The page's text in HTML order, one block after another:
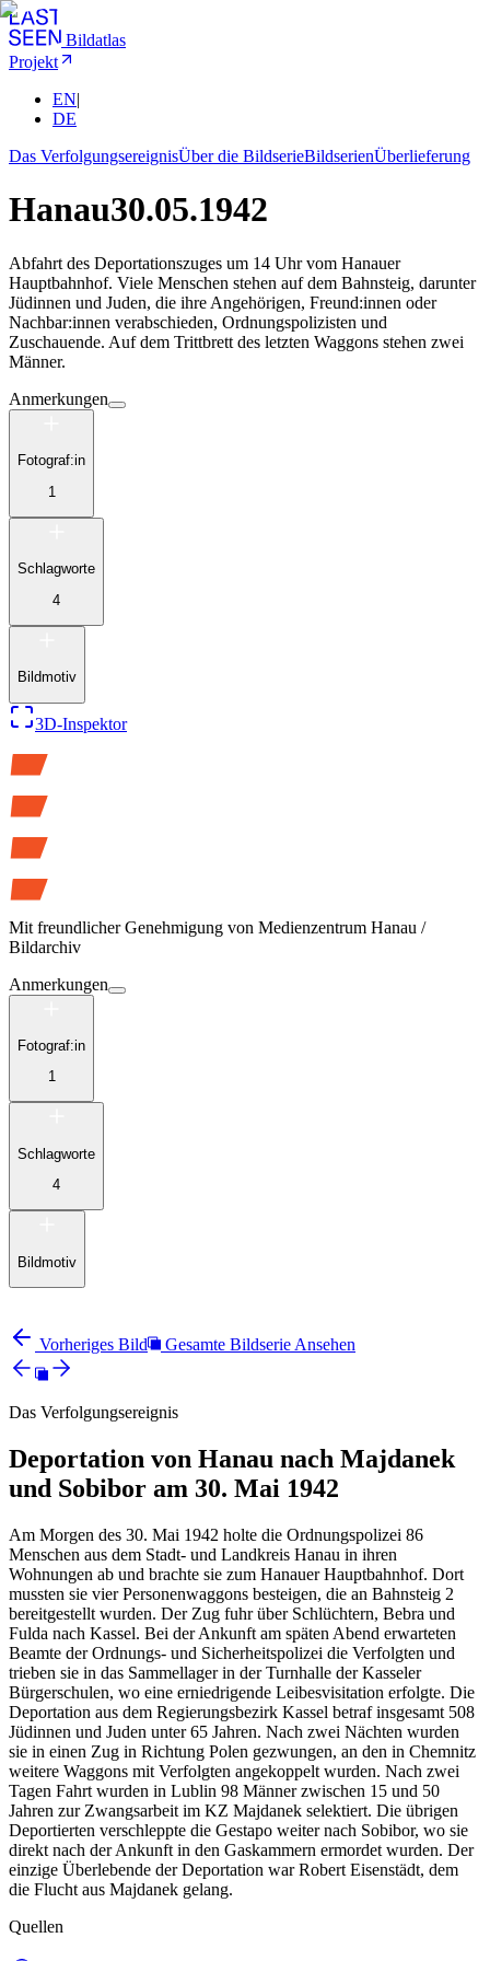
Bildatlas
Projekt
EN|
DE
Das VerfolgungsereignisÜber die BildserieBildserienÜberlieferung
Hanau30.05.1942
Abfahrt des Deportationszuges um 14 Uhr vom Hanauer
Hauptbahnhof. Viele Menschen stehen auf dem Bahnsteig, darunter
Jüdinnen und Juden, die ihre Angehörigen, Freund:innen oder
Nachbar:innen verabschieden, Ordnungspolizisten und
Zuschauende. Auf dem Trittbrett des letzten Waggons stehen zwei
Männer.
Anmerkungen
Fotograf:in
1
Schlagworte
4
Bildmotiv
3D-Inspektor
Mit freundlicher Genehmigung von Medienzentrum Hanau /
Bildarchiv
Anmerkungen
Fotograf:in
1
Schlagworte
4
Bildmotiv
Vorheriges Bild Gesamte Bildserie Ansehen
Das Verfolgungsereignis
Deportation von Hanau nach Majdanek
und Sobibor am 30. Mai 1942
Am Morgen des 30. Mai 1942 holte die Ordnungspolizei 86
Menschen aus dem Stadt- und Landkreis Hanau in ihren
Wohnungen ab und brachte sie zum Hanauer Hauptbahnhof. Dort
mussten sie vier Personenwaggons besteigen, die an Bahnsteig 2
bereitgestellt wurden. Der Zug fuhr über Schlüchtern, Bebra und
Fulda nach Kassel. Bei der Ankunft am späten Abend erwarteten
Beamte der Ordnungs- und Sicherheitspolizei die Verfolgten und
trieben sie in das Sammellager in der Turnhalle der Kasseler
Bürgerschulen, wo eine erniedrigende Leibesvisitation erfolgte. Die
Deportation aus dem Regierungsbezirk Kassel betraf insgesamt 508
Jüdinnen und Juden unter 65 Jahren. Nach zwei Nächten wurden
sie in einen Zug in Richtung Polen gezwungen, an den in Chemnitz
weitere Waggons mit Verfolgten angekoppelt wurden. Nach zwei
Tagen Fahrt wurden in Lublin 98 Männer zwischen 15 und 50
Jahren zur Zwangsarbeit im KZ Majdanek selektiert. Die übrigen
Deportierten verschleppte die Gestapo weiter nach Sobibor, wo sie
direkt nach der Ankunft in den Gaskammern ermordet wurden. Der
einzige Überlebende der Deportation war Robert Eisenstädt, dem
die Flucht aus Majdanek gelang.
Quellen